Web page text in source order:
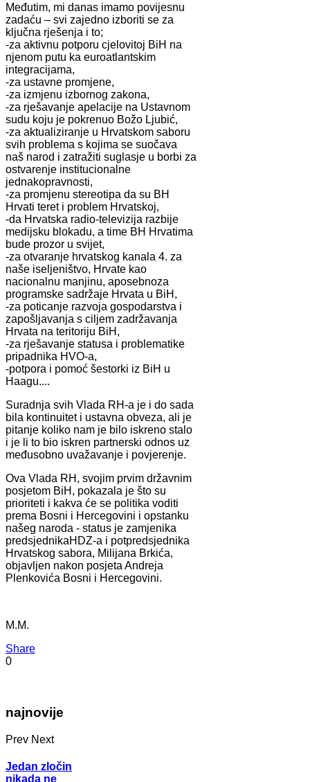
Međutim, mi danas imamo povijesnu
zadaću – svi zajedno izboriti se za
ključna rješenja i to;
-za aktivnu potporu cjelovitoj BiH na
njenom putu ka euroatlantskim
integracijama,
-za ustavne promjene,
-za izmjenu izbornog zakona,
-za rješavanje apelacije na Ustavnom
sudu koju je pokrenuo Božo Ljubić,
-za aktualiziranje u Hrvatskom saboru
svih problema s kojima se suočava
naš narod i zatražiti suglasje u borbi za
ostvarenje institucionalne
jednakopravnosti,
-za promjenu stereotipa da su BH
Hrvati teret i problem Hrvatskoj,
-da Hrvatska radio-televizija razbije
medijsku blokadu, a time BH Hrvatima
bude prozor u svijet,
-za otvaranje hrvatskog kanala 4. za
naše iseljeništvo, Hrvate kao
nacionalnu manjinu, aposebnoza
programske sadržaje Hrvata u BiH,
-za poticanje razvoja gospodarstva i
zapošljavanja s ciljem zadržavanja
Hrvata na teritoriju BiH,
-za rješavanje statusa i problematike
pripadnika HVO-a,
-potpora i pomoć šestorki iz BiH u
Haagu....
Suradnja svih Vlada RH-a je i do sada
bila kontinuitet i ustavna obveza, ali je
pitanje koliko nam je bilo iskreno stalo
i je li to bio iskren partnerski odnos uz
međusobno uvažavanje i povjerenje.
Ova Vlada RH, svojim prvim državnim
posjetom BiH, pokazala je što su
prioriteti i kakva će se politika voditi
prema Bosni i Hercegovini i opstanku
našeg naroda - status je zamjenika
predsjednikaHDZ-a i potpredsjednika
Hrvatskog sabora, Milijana Brkića,
objavljen nakon posjeta Andreja
Plenkovića Bosni i Hercegovini.
M.M.
Share
0
najnovije
Prev Next
Jedan zločin
nikada ne